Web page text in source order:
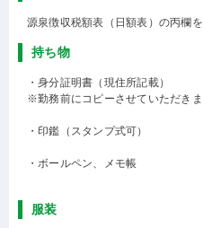
源泉徴収税額表（日額表）の丙欄
持ち物
・身分証明書（現住所記載）
※勤務前にコピーさせていただき
・印鑑（スタンプ式可）
・ボールペン、メモ帳
服装